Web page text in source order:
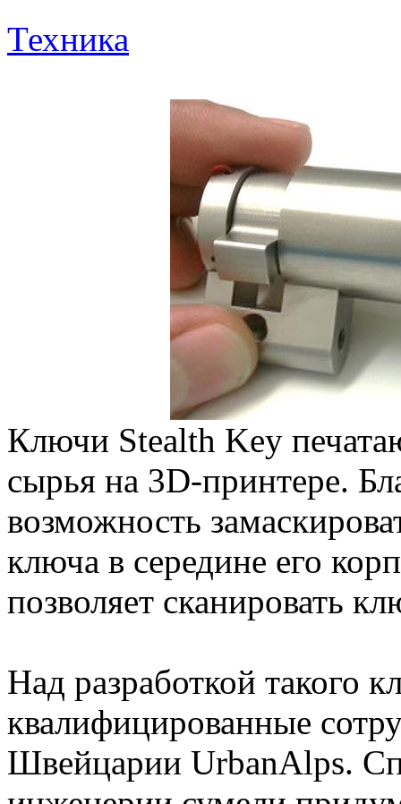
Техника
Ключи Stealth Key
сырья на 3D-принтере.
возможность
ключа в середине его
позволяет сканировать
Над разработкой такого
квалифицированные
Швейцарии UrbanAlps.